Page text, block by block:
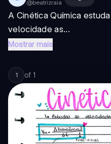
@beatrizraia
A Cinética Química
velocidade as...
Mostrar mais
1 of 1